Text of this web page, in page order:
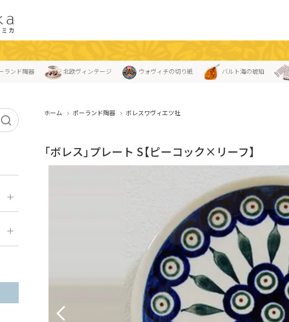
ランド陶器 北欧ヴィンテージ ウォヴィチの切り紙 バルト海の琥珀
ホーム ポーランド陶器 ボレスワヴィエツ社
「ボレス」プレート S【ピーコック×リーフ】